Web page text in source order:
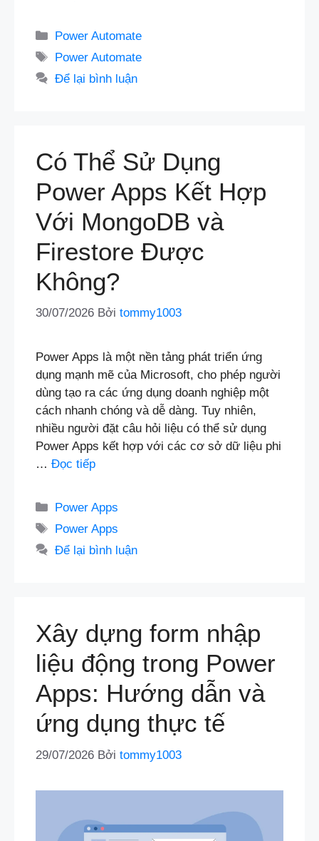
Danh
mục
Power Automate
Thẻ
Power Automate
Để lại bình luận
Có Thể Sử Dụng
Power Apps Kết Hợp
Với MongoDB và
Firestore Được
Không?
30/07/2026 Bởi tommy1003
Power Apps là một nền tảng phát triển ứng
dụng mạnh mẽ của Microsoft, cho phép người
dùng tạo ra các ứng dụng doanh nghiệp một
cách nhanh chóng và dễ dàng. Tuy nhiên,
nhiều người đặt câu hỏi liệu có thể sử dụng
Power Apps kết hợp với các cơ sở dữ liệu phi
… Đọc tiếp
Danh
mục
Power Apps
Thẻ
Power Apps
Để lại bình luận
Xây dựng form nhập
liệu động trong Power
Apps: Hướng dẫn và
ứng dụng thực tế
29/07/2026 Bởi tommy1003